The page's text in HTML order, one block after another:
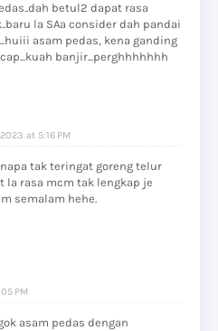
betul2 dapat rasa
la SAa consider dah pandai
asam pedas, kena ganding
banjir...perghhhhhhh
at 5:16 PM
tak teringat goreng telur
la rasa mcm tak lengkap je
semalam hehe.
PM
asam pedas dengan